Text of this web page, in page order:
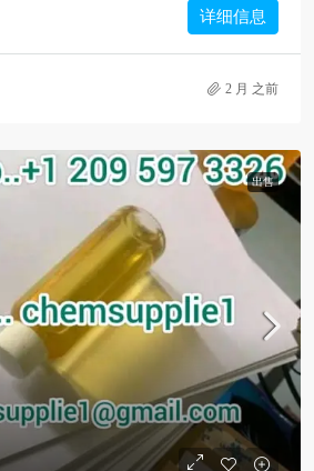
详细信息
2 月 之前
出售